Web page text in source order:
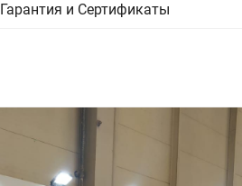
Гарантия и Сертификаты